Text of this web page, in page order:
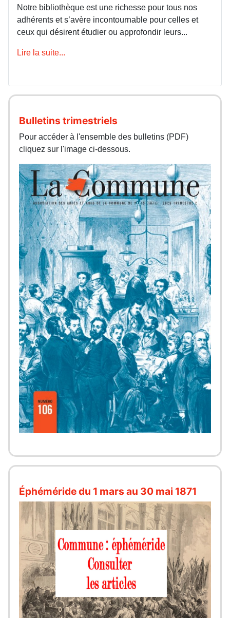
Notre bibliothèque est une richesse pour tous nos
adhérents et s’avère incontournable pour celles et
ceux qui désirent étudier ou approfondir leurs...
Lire la suite...
Bulletins trimestriels
Pour accéder à l'ensemble des bulletins (PDF)
cliquez sur l'image ci-dessous.
Éphéméride du 1 mars au 30 mai 1871